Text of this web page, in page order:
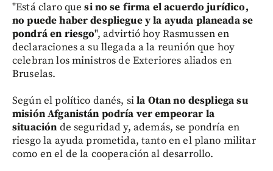
"Está claro quesi no se firma el acuerdo jurídico,
no puede haber despliegue y la ayuda planeada se
pondrá en riesgo", advirtió hoy Rasmussen en
declaraciones a su llegada a la reunión que hoy
celebran los ministros de Exteriores aliados en
Bruselas.
Según el político danés, sila Otan no despliega su
misión Afganistán podría ver empeorar la
situación de seguridad y, además, se pondría en
riesgo la ayuda prometida, tanto en el plano militar
como en el de la cooperación al desarrollo.